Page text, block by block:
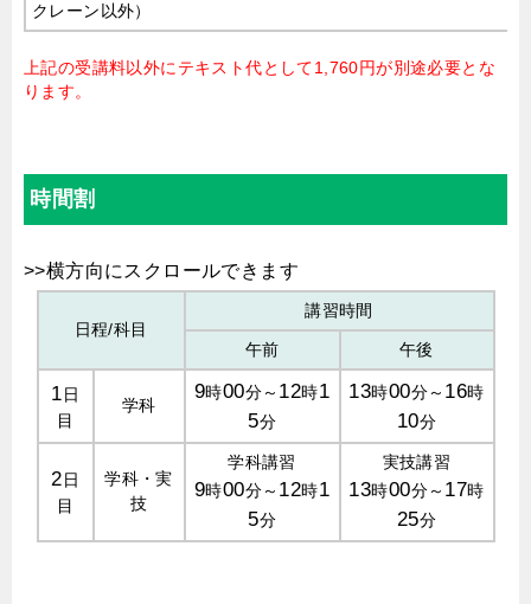
クレーン以外）
上記の受講料以外にテキスト代として1,760円が別途必要とな
ります。
時間割
日程/科目
講習時間
午前 午後
1日
目
学科
9時00分～ 12時1
5分
13時00分～ 16時
10分
2日
目
学科・実
技
学科講習
9時00分～ 12時1
5分
実技講習
13時00分～ 17時
25分